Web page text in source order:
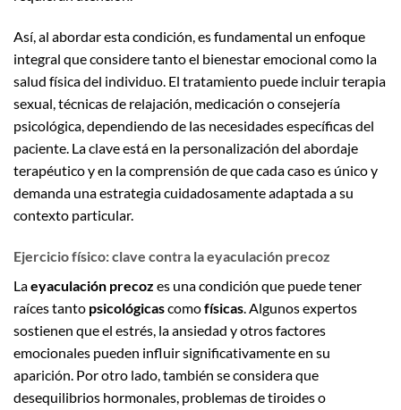
Así, al abordar esta condición, es fundamental un enfoque
integral que considere tanto el bienestar emocional como la
salud física del individuo. El tratamiento puede incluir terapia
sexual, técnicas de relajación, medicación o consejería
psicológica, dependiendo de las necesidades específicas del
paciente. La clave está en la personalización del abordaje
terapéutico y en la comprensión de que cada caso es único y
demanda una estrategia cuidadosamente adaptada a su
contexto particular.
Ejercicio físico: clave contra la eyaculación precoz
Laeyaculación precoz es una condición que puede tener
raíces tanto psicológicascomofísicas. Algunos expertos
sostienen que el estrés, la ansiedad y otros factores
emocionales pueden influir significativamente en su
aparición. Por otro lado, también se considera que
desequilibrios hormonales, problemas de tiroides o